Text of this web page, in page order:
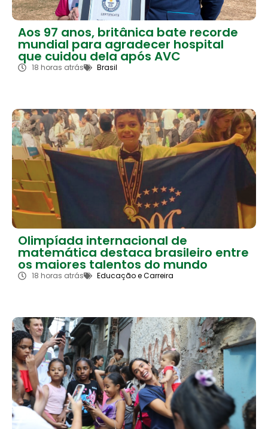
Aos 97 anos, britânica bate recorde
mundial para agradecer hospital
que cuidou dela após AVC
18 horas atrás Brasil
Olimpíada internacional de
matemática destaca brasileiro entre
os maiores talentos do mundo
18 horas atrás Educação e Carreira